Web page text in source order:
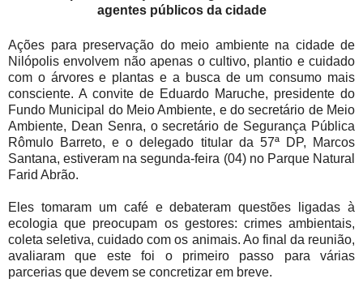
agentes públicos da cidade
Ações para preservação do meio ambiente na cidade de
Nilópolis envolvem não apenas o cultivo, plantio e cuidado
com o árvores e plantas e a busca de um consumo mais
consciente. A convite de Eduardo Maruche, presidente do
Fundo Municipal do Meio Ambiente, e do secretário de Meio
Ambiente, Dean Senra, o secretário de Segurança Pública
Rômulo Barreto, e o delegado titular da 57ª DP, Marcos
Santana, estiveram na segunda-feira (04) no Parque Natural
Farid Abrão.
Eles tomaram um café e debateram questões ligadas à
ecologia que preocupam os gestores: crimes ambientais,
coleta seletiva, cuidado com os animais. Ao final da reunião,
avaliaram que este foi o primeiro passo para várias
parcerias que devem se concretizar em breve.